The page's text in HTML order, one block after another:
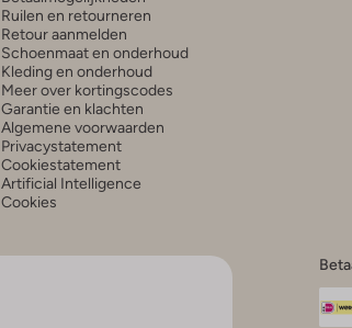
Ruilen en retourneren
Retour aanmelden
Schoenmaat en onderhoud
Kleding en onderhoud
Meer over kortingscodes
Garantie en klachten
Algemene voorwaarden
Privacystatement
Cookiestatement
Artificial Intelligence
Cookies